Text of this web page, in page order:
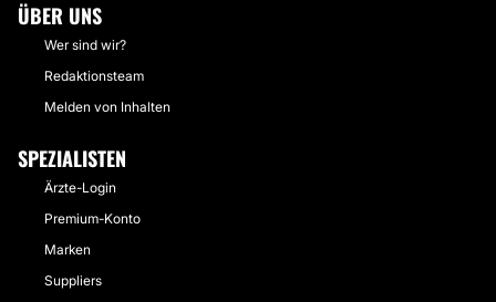
ÜBER UNS
Wer sind wir?
Redaktionsteam
Melden von Inhalten
SPEZIALISTEN
Ärzte-Login
Premium-Konto
Marken
Suppliers